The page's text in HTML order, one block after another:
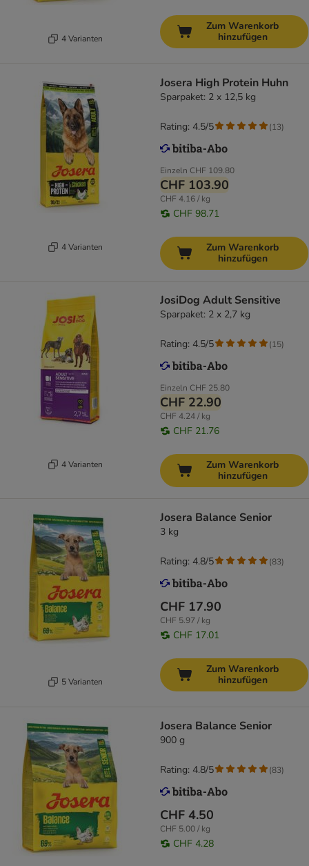
4 Varianten
Zum Warenkorb
hinzufügen
4 Varianten
Josera High Protein Huhn
Sparpaket: 2 x 12,5 kg
Einzeln CHF 109.80
CHF 103.90
CHF 4.16 / kg
CHF 98.71
Rating: 4.5/5 (13)
Zum Warenkorb
hinzufügen
4 Varianten
JosiDog Adult Sensitive
Sparpaket: 2 x 2,7 kg
Einzeln CHF 25.80
CHF 22.90
CHF 4.24 / kg
CHF 21.76
Rating: 4.5/5 (15)
Zum Warenkorb
hinzufügen
5 Varianten
Josera Balance Senior
3 kg
CHF 17.90
CHF 5.97 / kg
CHF 17.01
Rating: 4.8/5 (83)
Zum Warenkorb
hinzufügen
Josera Balance Senior
900 g
CHF 4.50
CHF 5.00 / kg
CHF 4.28
Rating: 4.8/5 (83)